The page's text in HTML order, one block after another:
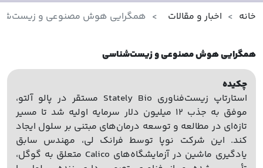
خانه اخبار و مقالات همگرایی هوش مصنوعی و
همگرایی هوش مصنوعی و زیست‌شناسی
چکیده
استارتاپ زیست‌فناوری Stately Bio مستقر در پالو آلتو،
موفق به جذب ۱۲ میلیون دلار سرمایه اولیه شد تا مسیر
تازه‌ای در مطالعه و توسعه درمان‌های مبتنی بر سلول ایجاد
کند. این شرکت نوپا توسط فرانک لی، مهندس سابق
یادگیری ماشین در آزمایشگاه‌های Calico متعلق به گوگل،